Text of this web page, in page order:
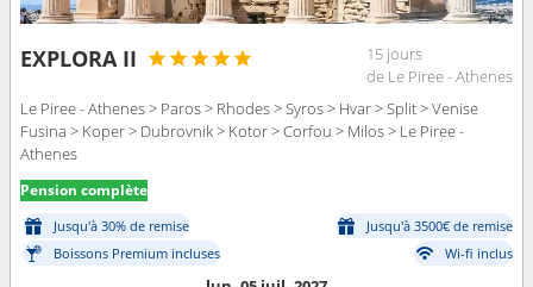
EXPLORA II
15 jours
de Le Piree - Athenes
Le Piree - Athenes > Paros > Rhodes > Syros > Hvar > Split > Venise
Fusina > Koper > Dubrovnik > Kotor > Corfou > Milos > Le Piree -
Athenes
Pension complète
Jusqu'à 30% de remise
Jusqu'à 3500€ de remise
Boissons Premium incluses
Wi-fi inclus